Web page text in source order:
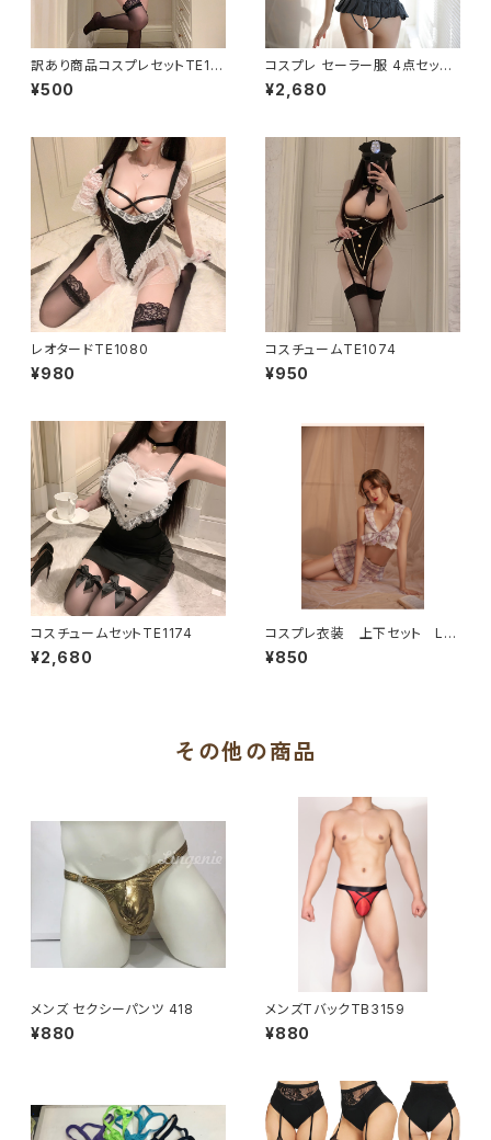
訳あり商品コスプレセットTE111
9
¥500
コスプレ セーラー服 4点セット
セクシーランジェリー FE7951
¥2,680
レオタードTE1080
¥980
コスチュームTE1074
¥950
コスチュームセットTE1174
¥2,680
コスプレ衣装 上下セット LL
T992
¥850
その他の商品
メンズ セクシーパンツ 418
¥880
メンズTバックTB3159
¥880